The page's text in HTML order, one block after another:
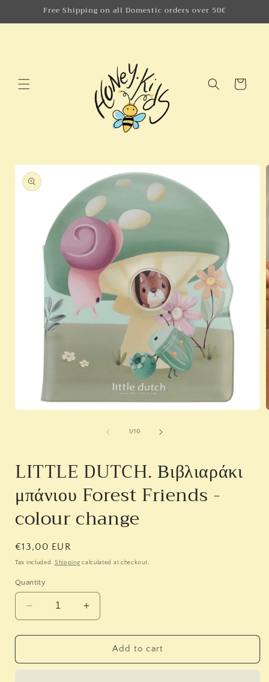
Skip toFree Shipping on all Domestic orders over 50€
Cart
Skip to
product
information
1/of
10
LITTLE DUTCH. Βιβλιαράκι
μπάνιου Forest Friends -
colour change
Regular
price
€13,00 EUR
Tax included. Shipping calculated at checkout.
Quantity
Decrease
quantity
for
DUTCH.
Increase
quantity
for
LITTLE
DUTCH.
Add to cart